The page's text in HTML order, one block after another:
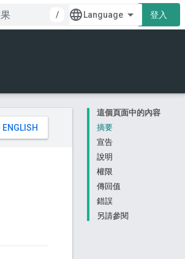
/
登入
這個頁面中的內容
摘要
宣告
說明
權限
傳回值
錯誤
另請參閱